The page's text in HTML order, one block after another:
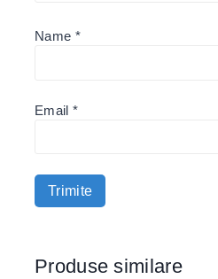
Name *
Email *
Produse similare